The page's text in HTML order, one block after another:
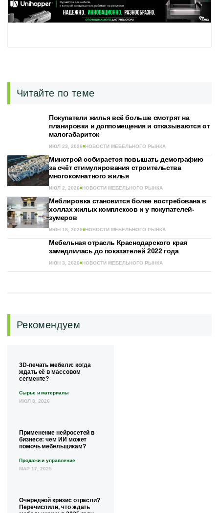
Читайте по теме
Покупатели жилья всё больше смотрят на
планировки и доппомещения и отказываются от
малогабариток
ИЮЛ 23, 2026 НОВОСТИ МЕБЕЛЬНОГО РЫНКА
Минстрой собирается повышать демографию
за счёт стимулирования строительства
многокомнатного жилья
ИЮЛ 2, 2026 НОВОСТИ МЕБЕЛЬНОГО РЫНКА
Меблировка становится более востребована в
холлах жилых комплексов и у покупателей-
зумеров
ИЮН 18, 2026 НОВОСТИ МЕБЕЛЬНОГО РЫНКА
Мебельная отрасль Краснодарского края
замедлилась до показателей 2022 года
ИЮН 3, 2026 НОВОСТИ МЕБЕЛЬНОГО РЫНКА
Рекомендуем
3D-печать мебели: когда
ждать её в массовом
сегменте?
Сырье и материалы
ИЮЛ 8, 2026
Применение нейросетей в
бизнесе: чем ИИ может
помочь мебельщикам?
Продажи и управление
МАР 17, 2025
Очередной кризис отрасли?
Перечислили, что ждать